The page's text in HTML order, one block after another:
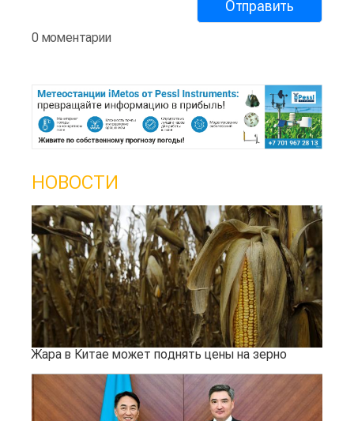
0 моментарии
НОВОСТИ
Жара в Китае может поднять цены на зерно